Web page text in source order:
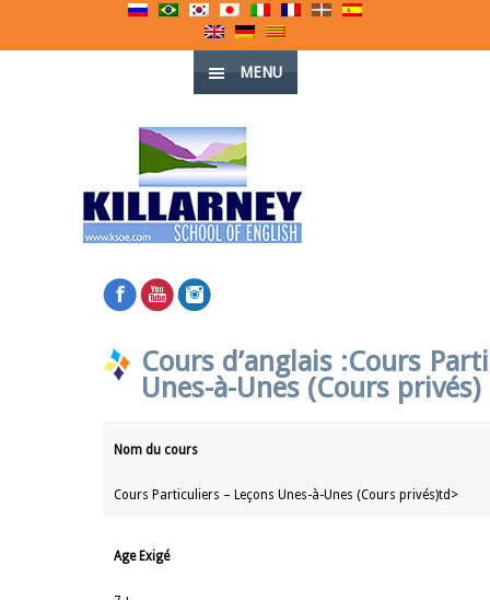
MENU
Cours d’anglais :Cours
Unes-à-Unes (Cours privés)
Nom du cours
Cours Particuliers – Leçons Unes-à-Unes (Cours privés)td>
Age Exigé